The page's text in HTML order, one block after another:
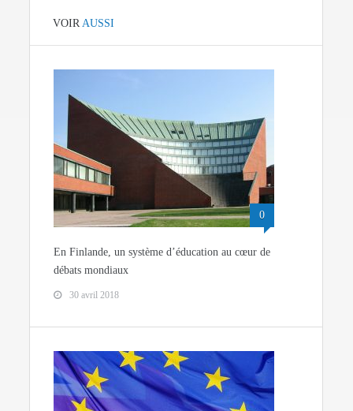
VOIRAUSSI
0
En Finlande, un système d’éducation au cœur de
débats mondiaux
30 avril 2018